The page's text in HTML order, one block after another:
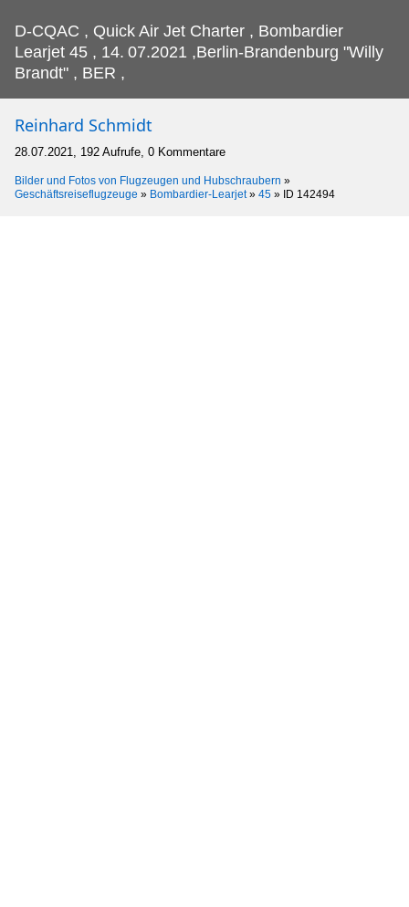
D-CQAC , Quick Air Jet Charter , Bombardier
Learjet 45 , 14. 07.2021 ,Berlin-Brandenburg "Willy
Brandt" , BER ,
Reinhard Schmidt
28.07.2021, 192 Aufrufe, 0 Kommentare
Bilder und Fotos von Flugzeugen und Hubschraubern »
Geschäftsreiseflugzeuge » Bombardier-Learjet» 45 » ID 142494